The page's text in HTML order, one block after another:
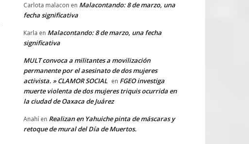
Carlota malacon en Malacontando: 8 de marzo, una
fecha significativa
Karla en Malacontando: 8 de marzo, una fecha
significativa
MULT convoca a militantes a movilización
permanente por el asesinato de dos mujeres
activista. » CLAMOR SOCIAL en FGEO investiga
muerte violenta de dos mujeres triquis ocurrida en
la ciudad de Oaxaca de Juárez
Anahí en Realizan en Yahuiche pinta de máscaras y
retoque de mural del Día de Muertos.